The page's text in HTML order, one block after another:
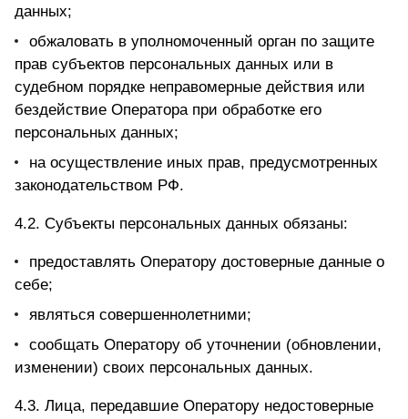
данных;
обжаловать в уполномоченный орган по защите
прав субъектов персональных данных или в
судебном порядке неправомерные действия или
бездействие Оператора при обработке его
персональных данных;
на осуществление иных прав, предусмотренных
законодательством РФ.
4.2. Субъекты персональных данных обязаны:
предоставлять Оператору достоверные данные о
себе;
являться совершеннолетними;
сообщать Оператору об уточнении (обновлении,
изменении) своих персональных данных.
4.3. Лица, передавшие Оператору недостоверные